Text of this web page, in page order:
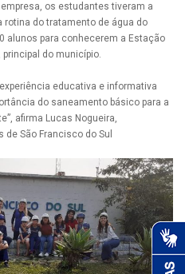
os estudantes tiveram a
rotina do tratamento de água do
alunos para conhecerem a Estação
principal do município.
educativa e informativa
do saneamento básico para a
afirma Lucas Nogueira,
São Francisco do Sul